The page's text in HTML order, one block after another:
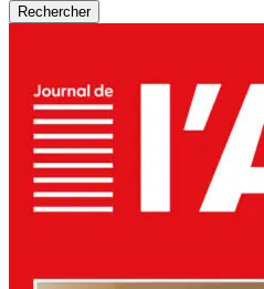
Rechercher